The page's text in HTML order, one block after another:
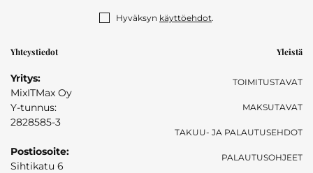
Hyväksyn käyttöehdot.
Yhteystiedot
Yritys:
MixITMax Oy
Y-tunnus:
2828585-3
Postiosoite:
Sihtikatu 6
Yleistä
TOIMITUSTAVAT
MAKSUTAVAT
TAKUU- JA PALAUTUSEHDOT
PALAUTUSOHJEET